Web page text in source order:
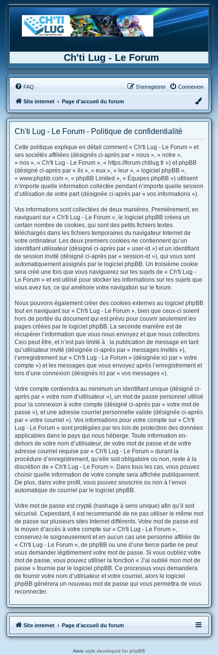
Ch'ti Lug - Le Forum
FAQ Connexion
S’enregistrer
Site internet Page d'accueil du forum
Ch'ti Lug - Le Forum - Politique de confidentialité
Cette politique explique en détail comment « Ch'ti Lug - Le Forum » et
ses sociétés affiliées (désignés ci-après par « nous », « notre »,
« nos », « Ch'ti Lug - Le Forum », « https://forum.chtilug.fr ») et phpBB
(désigné ci-après par « ils », « eux », « leur », « logiciel phpBB »,
« www.phpbb.com », « phpBB Limited », « Équipes phpBB ») utilisent
n’importe quelle information collectée pendant n’importe quelle session
d’utilisation de votre part (désignée ci-après par « vos informations »).
Vos informations sont collectées de deux manières. Premièrement, en
naviguant sur « Ch'ti Lug - Le Forum », le logiciel phpBB créera un
certain nombre de cookies, qui sont des petits fichiers textes
téléchargés dans les fichiers temporaires du navigateur Internet de
votre ordinateur. Les deux premiers cookies ne contiennent qu’un
identifiant utilisateur (désigné ci-après par « user-id ») et un identifiant
de session invité (désigné ci-après par « session-id »), qui vous sont
automatiquement assignés par le logiciel phpBB. Un troisième cookie
sera créé une fois que vous naviguerez sur les sujets de « Ch'ti Lug -
Le Forum » et est utilisé pour stocker les informations sur les sujets que
vous avez lus, ce qui améliore votre navigation sur le forum.
Nous pouvons également créer des cookies externes au logiciel phpBB
tout en naviguant sur « Ch'ti Lug - Le Forum », bien que ceux-ci soient
hors de portée du document qui est prévu pour couvrir seulement les
pages créées par le logiciel phpBB. La seconde manière est de
récupérer l’information que vous nous envoyez et que nous collectons.
Ceci peut être, et n’est pas limité à : la publication de message en tant
qu’utilisateur invité (désignée ci-après par « messages invités »),
l’enregistrement sur « Ch'ti Lug - Le Forum » (désignée ici par « votre
compte ») et les messages que vous envoyez après l’enregistrement et
lors d’une connexion (désignés ici par « vos messages »).
Votre compte contiendra au minimum un identifiant unique (désigné ci-
après par « votre nom d’utilisateur »), un mot de passe personnel utilisé
pour la connexion à votre compte (désigné ci-après par « votre mot de
passe »), et une adresse courriel personnelle valide (désignée ci-après
par « votre courriel »). Vos informations pour votre compte sur « Ch'ti
Lug - Le Forum » sont protégées par les lois de protection des données
applicables dans le pays qui nous héberge. Toute information en-
dehors de votre nom d’utilisateur, de votre mot de passe et de votre
adresse courriel requise par « Ch'ti Lug - Le Forum » durant la
procédure d’enregistrement, qu’elle soit obligatoire ou non, reste à la
discrétion de « Ch'ti Lug - Le Forum ». Dans tous les cas, vous pouvez
choisir quelle information de votre compte sera affichée publiquement.
De plus, dans votre profil, vous pouvez souscrire ou non à l’envoi
automatique de courriel par le logiciel phpBB.
Votre mot de passe est crypté (hashage à sens unique) afin qu’il soit
sécurisé. Cependant, il est recommandé de ne pas utiliser le même mot
de passe sur plusieurs sites Internet différents. Votre mot de passe est
le moyen d’accès à votre compte sur « Ch'ti Lug - Le Forum »,
conservez-le soigneusement et en aucun cas une personne affiliée de
« Ch'ti Lug - Le Forum », de phpBB ou une d’une tierce partie ne peut
vous demander légitimement votre mot de passe. Si vous oubliez votre
mot de passe, vous pouvez utiliser la fonction « J’ai oublié mon mot de
passe » fournie par le logiciel phpBB. Ce processus vous demandera
de fournir votre nom d’utilisateur et votre courriel, alors le logiciel
phpBB générera un nouveau mot de passe qui vous permettra de vous
reconnecter.
Site internet Page d'accueil du forum
Aero style developed for phpBB